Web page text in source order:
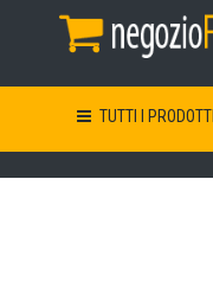
TUTTI I PRODOTTI